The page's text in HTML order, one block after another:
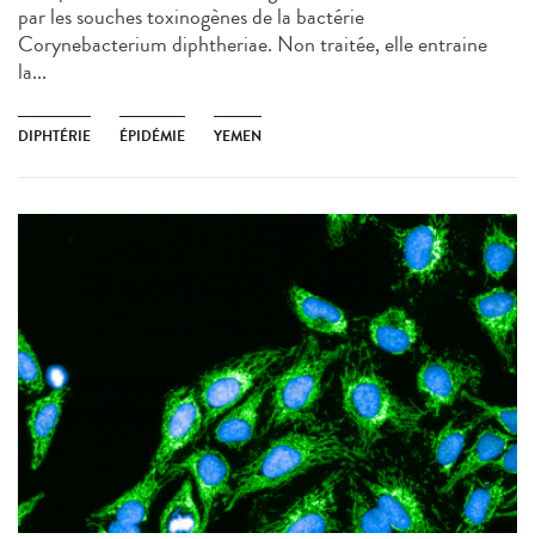
par les souches toxinogènes de la bactérie
Corynebacterium diphtheriae. Non traitée, elle entraine
la...
DIPHTÉRIE ÉPIDÉMIE YEMEN